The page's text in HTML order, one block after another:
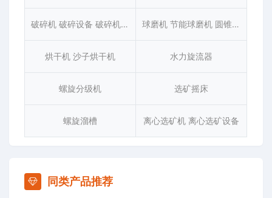
破碎机 破碎设备 破碎机设备 球磨机 节能球磨机 圆锥节能球磨
烘干机 沙子烘干机 水力旋流器
螺旋分级机 选矿摇床
螺旋溜槽 离心选矿机 离心选矿设备
同类产品推荐